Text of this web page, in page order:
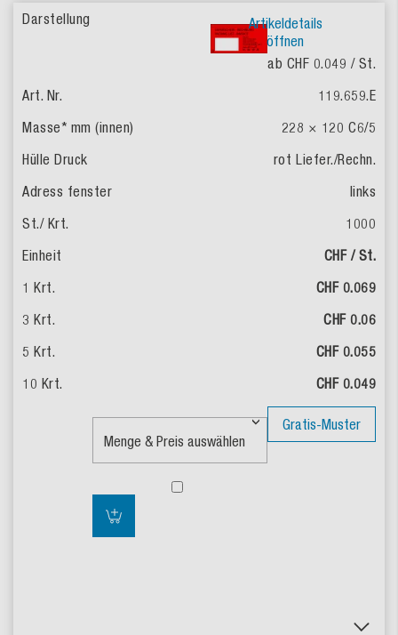
Artikeldetails
öffnen
ab CHF 0.049 / St.
119.659.E
228 × 120 C6/5
rot Liefer./Rechn.
links
1000
CHF / St.
CHF 0.069
CHF 0.06
CHF 0.055
CHF 0.049
Gratis-Muster